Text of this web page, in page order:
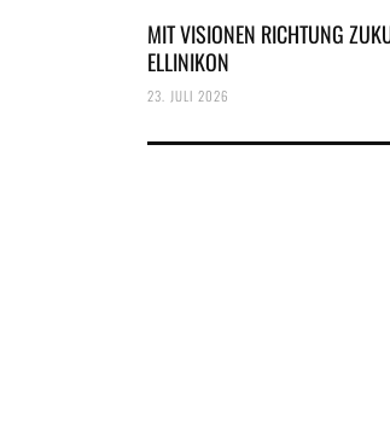
MIT VISIONEN RICHTUNG
ELLINIKON
23. JULI 2026